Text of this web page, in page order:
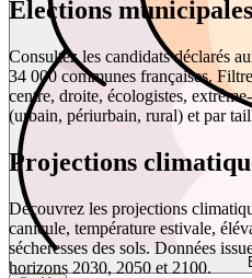
Élections
Consultez les candidats déclarés
34 000 communes françaises.
centre, droite, écologistes,
(urbain, périurbain, rural) et par
Projections
Découvrez les projections
canicule, température estivale,
sécheresses des sols. Données
horizons 2030, 2050 et 2100.